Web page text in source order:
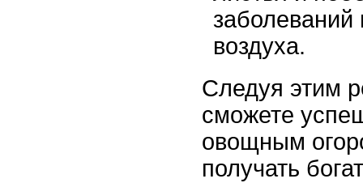
воздуха.
Следуя этим
сможете
овощным
получать